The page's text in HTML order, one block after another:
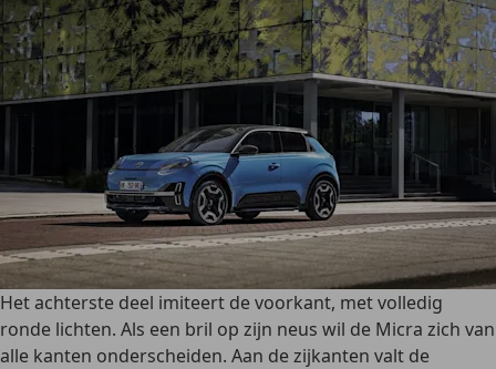
Het achterste deel imiteert de voorkant, met volledig
ronde lichten. Als een bril op zijn neus wil de Micra zich van
alle kanten onderscheiden. Aan de zijkanten valt de